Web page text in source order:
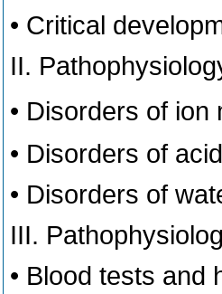
• Critical
II.
• Disorders of ion
• Disorders of
• Disorders of
III.
• Blood tests and